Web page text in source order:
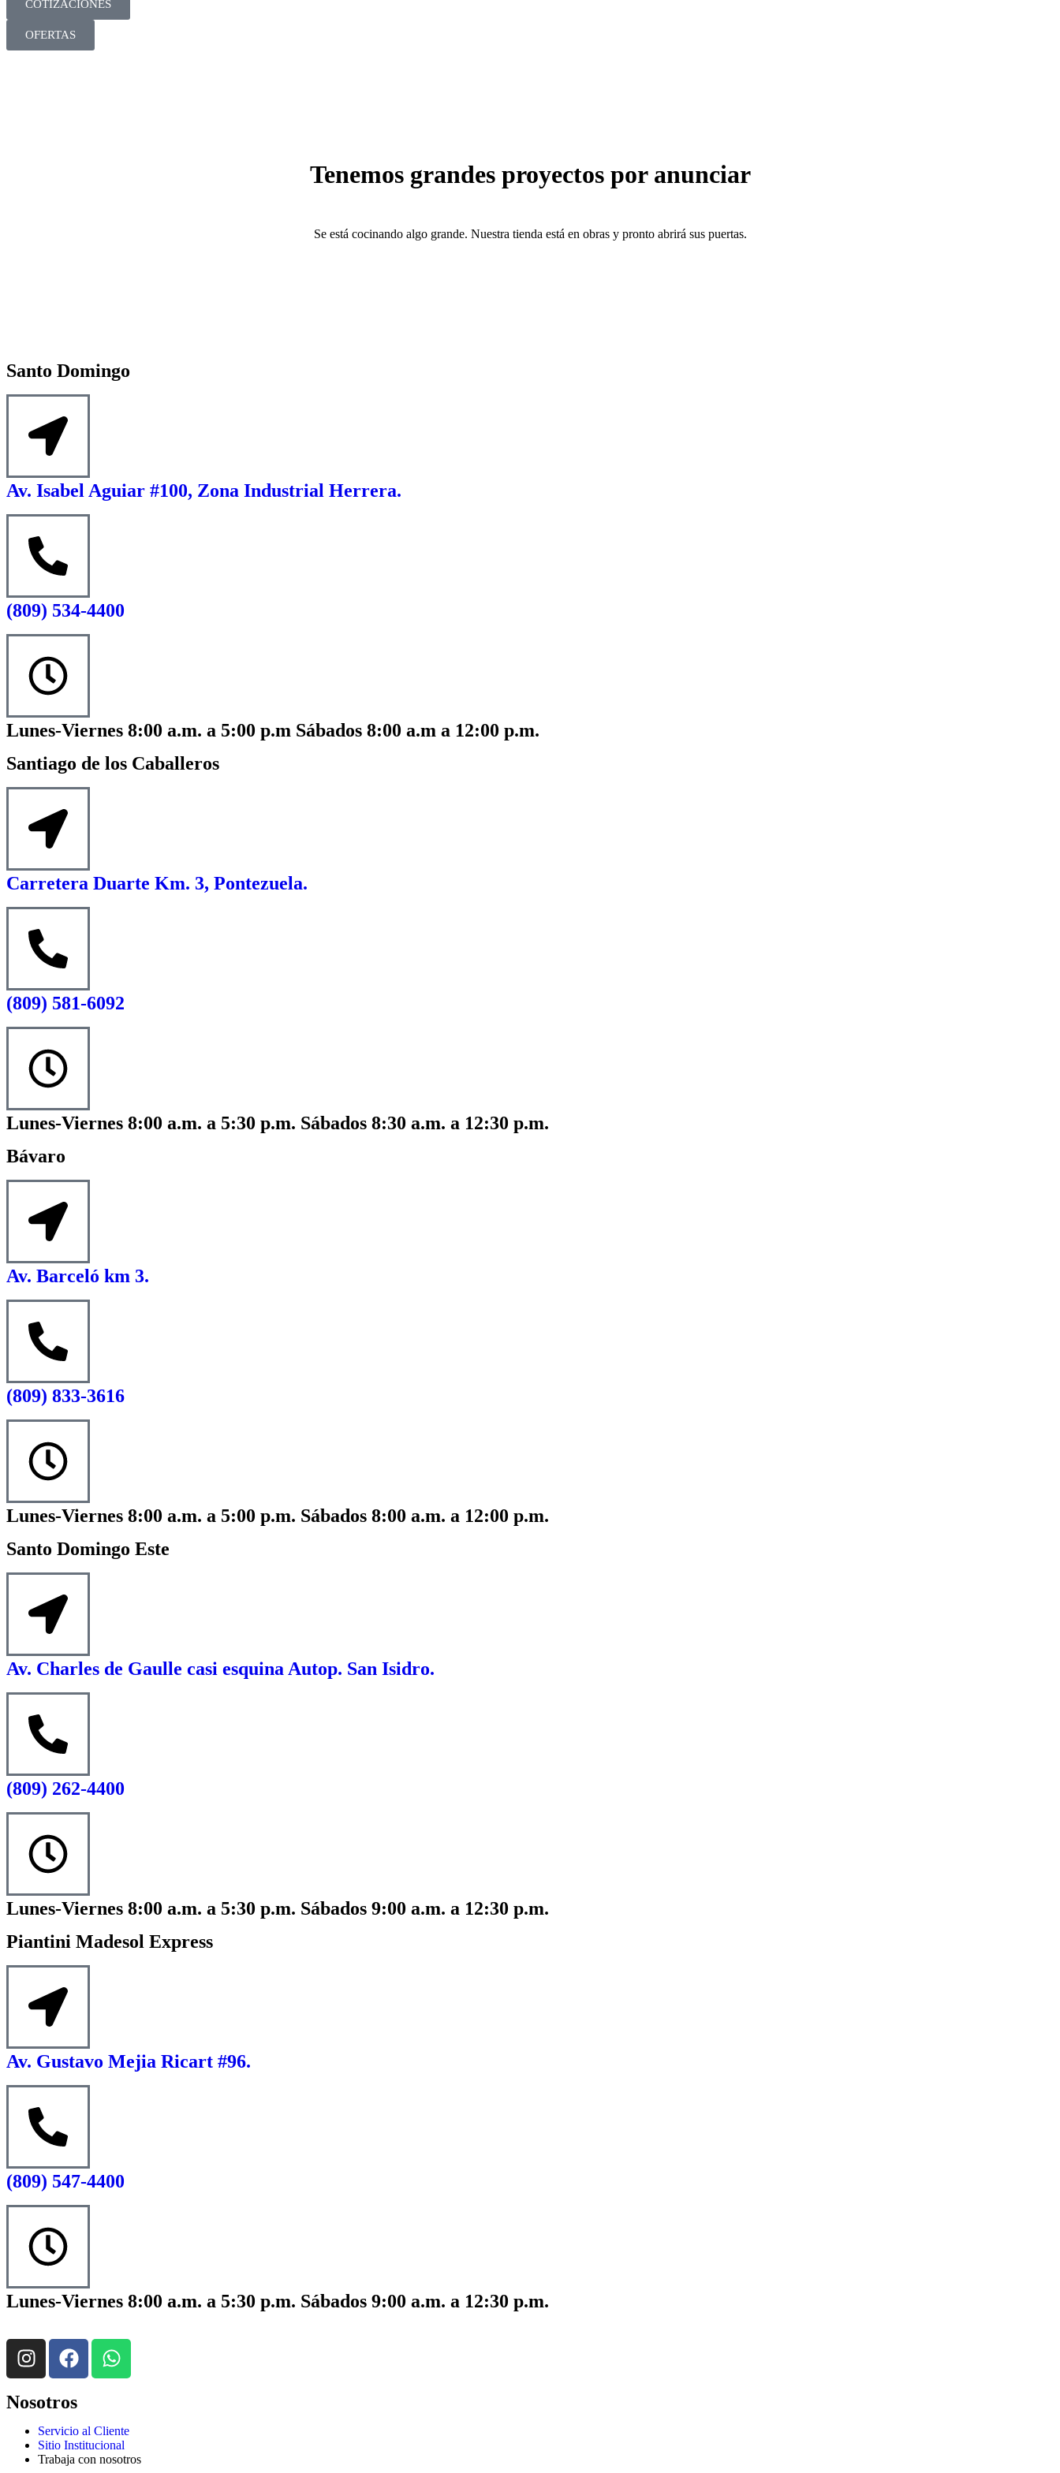
COTIZACIONES
OFERTAS
Tenemos grandes proyectos por anunciar
Se está cocinando algo grande. Nuestra tienda está en obras y pronto abrirá sus puertas.
Santo Domingo
Av. Isabel Aguiar #100, Zona Industrial Herrera.
(809) 534-4400
Lunes-Viernes 8:00 a.m. a 5:00 p.m Sábados 8:00 a.m a 12:00 p.m.
Santiago de los Caballeros
Carretera Duarte Km. 3, Pontezuela.
(809) 581-6092
Lunes-Viernes 8:00 a.m. a 5:30 p.m. Sábados 8:30 a.m. a 12:30 p.m.
Bávaro
Av. Barceló km 3.
(809) 833-3616
Lunes-Viernes 8:00 a.m. a 5:00 p.m. Sábados 8:00 a.m. a 12:00 p.m.
Santo Domingo Este
Av. Charles de Gaulle casi esquina Autop. San Isidro.
(809) 262-4400
Lunes-Viernes 8:00 a.m. a 5:30 p.m. Sábados 9:00 a.m. a 12:30 p.m.
Piantini Madesol Express
Av. Gustavo Mejia Ricart #96.
(809) 547-4400
Lunes-Viernes 8:00 a.m. a 5:30 p.m. Sábados 9:00 a.m. a 12:30 p.m.
Nosotros
Servicio al Cliente
Sitio Institucional
Trabaja con nosotros